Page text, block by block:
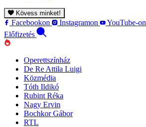
Kövess minket!
Facebookon Instagramon YouTube-on
Előfizetés
Operettszínház
De Re Attila Luigi
Közmédia
Tóth Ildikó
Rubint Réka
Nagy Ervin
Bochkor Gábor
RTL